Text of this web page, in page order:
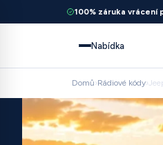
100% záruka vrácení
Nabídka
Domů›Rádiové kódy›